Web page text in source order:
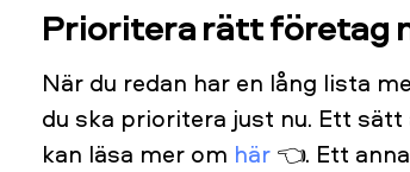
Prioritera rätt företag
När du redan har en lång lista
du ska prioritera just nu. Ett
kan läsa mer om här 👈. Ett